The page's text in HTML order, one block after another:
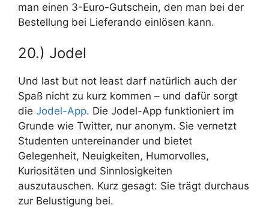
man einen 3-Euro-Gutschein, den man bei der
Bestellung bei Lieferando einlösen kann.
20.) Jodel
Und last but not least darf natürlich auch der
Spaß nicht zu kurz kommen – und dafür sorgt
die Jodel-App. Die Jodel-App funktioniert im
Grunde wie Twitter, nur anonym. Sie vernetzt
Studenten untereinander und bietet
Gelegenheit, Neuigkeiten, Humorvolles,
Kuriositäten und Sinnlosigkeiten
auszutauschen. Kurz gesagt: Sie trägt durchaus
zur Belustigung bei.